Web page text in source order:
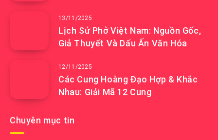
13/11/2025
Lịch Sử Phở Việt Nam: Nguồn Gốc,
Giả Thuyết Và Dấu Ấn Văn Hóa
12/11/2025
Các Cung Hoàng Đạo Hợp & Khắc
Nhau: Giải Mã 12 Cung
Chuyên mục tin